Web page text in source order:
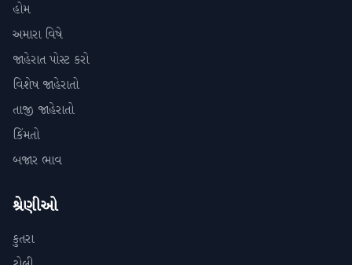
હોમ
અમારા વિષે
જાહેરાત પોસ્ટ કરો
વિશેષ જાહેરાતો
તાજી જાહેરાતો
કિંમતો
બજાર ભાવ
શ્રેણીઓ
કુતરા